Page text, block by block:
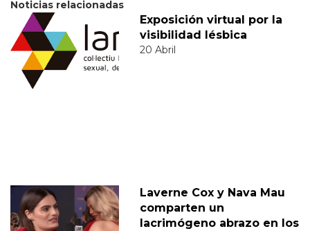
Noticias relacionadas
Exposición virtual por la
visibilidad lésbica
20 Abril
Laverne Cox y Nava Mau
comparten un
lacrimógeno abrazo en los